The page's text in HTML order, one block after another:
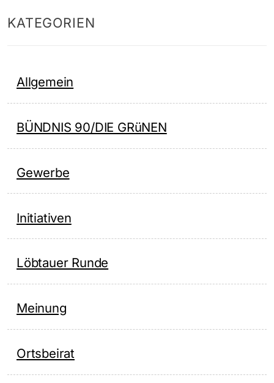
KATEGORIEN
Allgemein
BÜNDNIS 90/DIE GRüNEN
Gewerbe
Initiativen
Löbtauer Runde
Meinung
Ortsbeirat